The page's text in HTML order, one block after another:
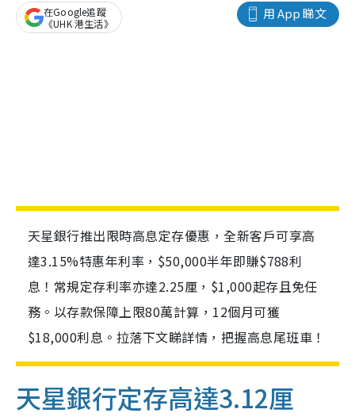
用 App 睇文
在Google追蹤
《UHK 港生活》
天星銀行推出限時高息定存優惠，全新客戶可享高
達3.15%特惠年利率，$50,000半年即賺$788利
息！常規定存利率亦達2.25厘，$1,000起存且免任
務。以存款保障上限80萬計算，12個月可獲
$18,000利息。拉落下文睇詳情，把握高息尾班車！
天星銀行定存高達3.12厘